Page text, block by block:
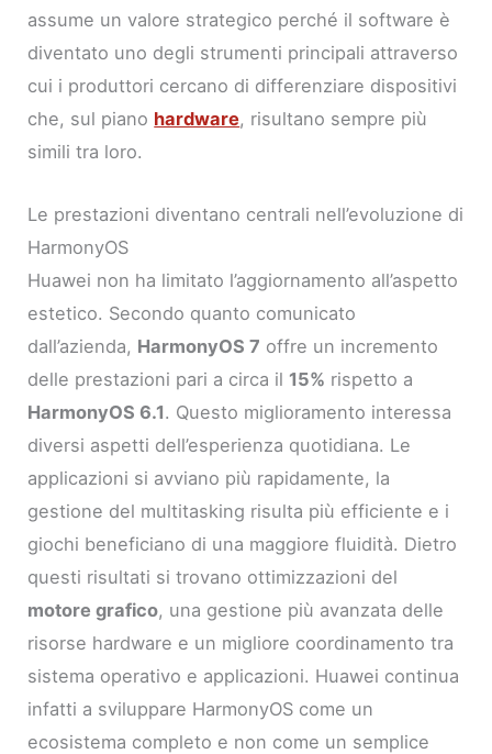
assume un valore strategico perché il software è
diventato uno degli strumenti principali attraverso
cui i produttori cercano di differenziare dispositivi
che, sul piano hardware, risultano sempre più
simili tra loro.
Le prestazioni diventano centrali nell’evoluzione di
HarmonyOS
Huawei non ha limitato l’aggiornamento all’aspetto
estetico. Secondo quanto comunicato
dall’azienda, HarmonyOS 7 offre un incremento
delle prestazioni pari a circa il 15% rispetto a
HarmonyOS 6.1. Questo miglioramento interessa
diversi aspetti dell’esperienza quotidiana. Le
applicazioni si avviano più rapidamente, la
gestione del multitasking risulta più efficiente e i
giochi beneficiano di una maggiore fluidità. Dietro
questi risultati si trovano ottimizzazioni del
motore grafico, una gestione più avanzata delle
risorse hardware e un migliore coordinamento tra
sistema operativo e applicazioni. Huawei continua
infatti a sviluppare HarmonyOS come un
ecosistema completo e non come un semplice